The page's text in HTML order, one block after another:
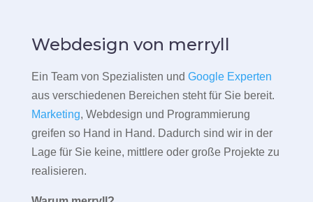
Webdesign von merryll
Ein Team von Spezialisten und Google Experten
aus verschiedenen Bereichen steht für Sie bereit.
Marketing, Webdesign und Programmierung
greifen so Hand in Hand. Dadurch sind wir in der
Lage für Sie keine, mittlere oder große Projekte zu
realisieren.